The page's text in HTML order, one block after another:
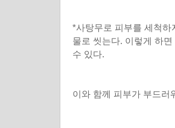
*사탕무로 피부를 세척
물로 씻는다. 이렇게 하
수 있다.
이와 함께 피부가 부드러